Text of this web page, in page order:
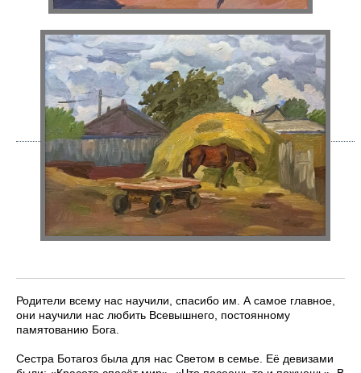
Родители всему нас научили, спасибо им. А самое главное,
они научили нас любить Всевышнего, постоянному
памятованию Бога.
Сестра Ботагоз была для нас Светом в семье. Её девизами